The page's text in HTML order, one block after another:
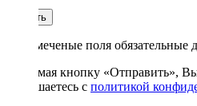
Купить
* - отмеченые поля обязательные
Нажимая кнопку «Отправить»,
соглашаетесь с политикой